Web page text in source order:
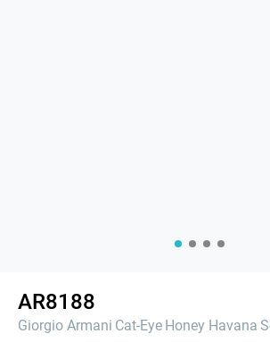
AR8188
Giorgio Armani Cat-Eye Honey Havana